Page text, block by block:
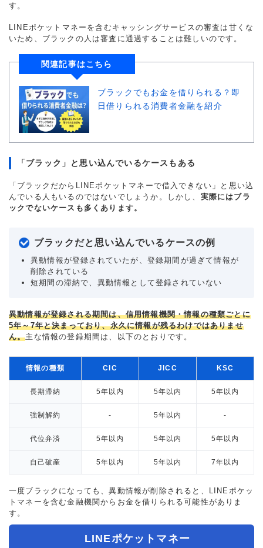
す。
LINEポケットマネーを含むキャッシングサービスの審査は甘くな
いため、ブラックの人は審査に通過することは難しいのです。
関連記事はこちら
ブラックでもお金を借りられる？即
日借りられる消費者金融を紹介
「ブラック」と思い込んでいるケースもある
「ブラックだからLINEポケットマネーで借入できない」と思い込
んでいる人もいるのではないでしょうか。しかし、 実際にはブラ
ックでないケースも多くあります。
ブラックだと思い込んでいるケースの例
異動情報が登録されていたが、登録期間が過ぎて情報が
削除されている
短期間の滞納で、異動情報として登録されていない
異動情報が登録される期間は、信用情報機関・情報の種類ごとに
5年～7年と決まっており、永久に情報が残るわけではありませ
ん。主な情報の登録期間は、以下のとおりです。
情報の種類 CIC JICC KSC
長期滞納 5年以内 5年以内 5年以内
強制解約 - 5年以内 -
代位弁済 5年以内 5年以内 5年以内
自己破産 5年以内 5年以内 7年以内
一度ブラックになっても、異動情報が削除されると、LINEポケッ
トマネーを含む金融機関からお金を借りられる可能性がありま
す。
LINEポケットマネー